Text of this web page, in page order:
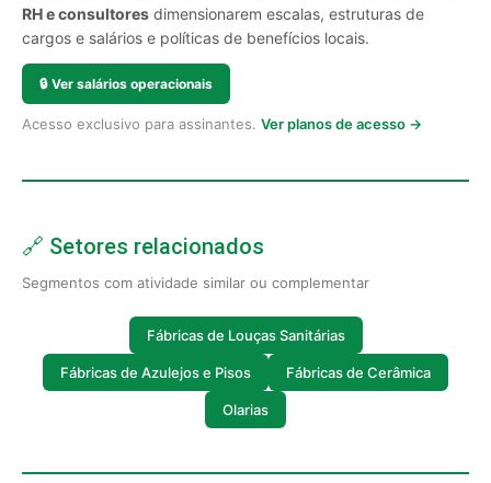
RH e consultores dimensionarem escalas, estruturas de
cargos e salários e políticas de benefícios locais.
🔒 Ver salários operacionais
Acesso exclusivo para assinantes. Ver planos de acesso →
🔗 Setores relacionados
Segmentos com atividade similar ou complementar
Fábricas de Louças Sanitárias
Fábricas de Azulejos e Pisos Fábricas de Cerâmica
Olarias